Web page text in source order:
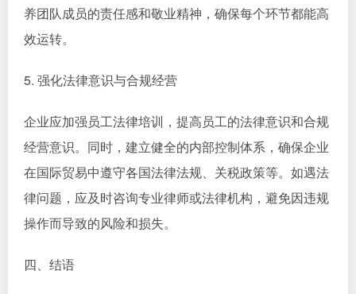
养团队成员的责任感和敬业精神，确保每个环节都能高
效运转。
5. 强化法律意识与合规经营
企业应加强员工法律培训，提高员工的法律意识和合规
经营意识。同时，建立健全的内部控制体系，确保企业
在国际贸易中遵守各国法律法规、关税政策等。如遇法
律问题，应及时咨询专业律师或法律机构，避免因违规
操作而导致的风险和损失。
四、结语